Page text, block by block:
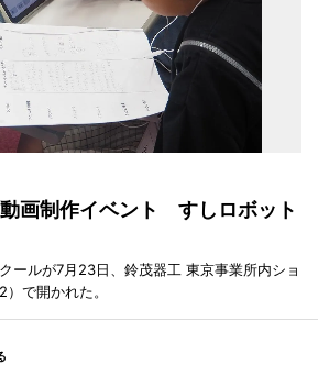
画制作イベント すしロボット
ールが7月23日、鈴茂器工 東京事業所内ショ
で開かれた。